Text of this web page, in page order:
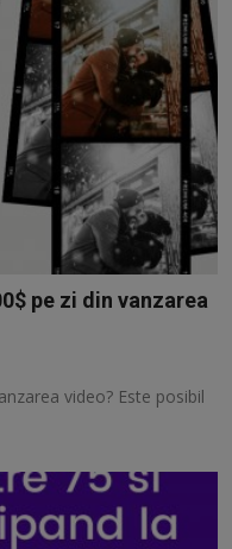
pe zi din vanzarea
video? Este posibil